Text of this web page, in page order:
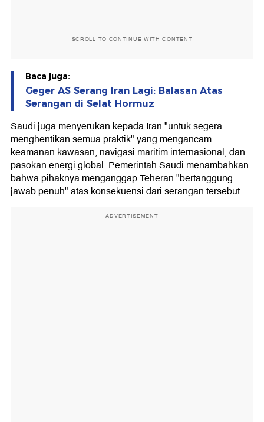
SCROLL TO CONTINUE WITH CONTENT
Baca juga:
Geger AS Serang Iran Lagi: Balasan Atas
Serangan di Selat Hormuz
Saudi juga menyerukan kepada Iran "untuk segera
menghentikan semua praktik" yang mengancam
keamanan kawasan, navigasi maritim internasional, dan
pasokan energi global. Pemerintah Saudi menambahkan
bahwa pihaknya menganggap Teheran "bertanggung
jawab penuh" atas konsekuensi dari serangan tersebut.
ADVERTISEMENT